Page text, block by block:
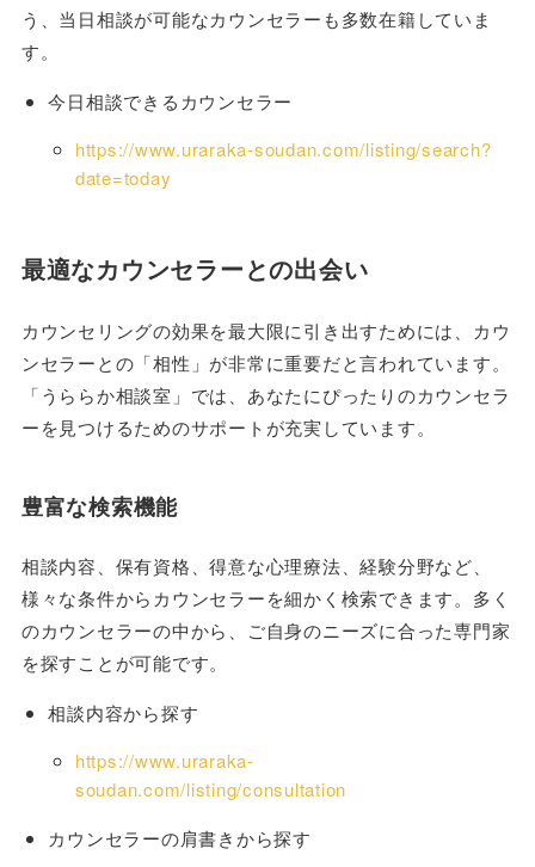
う、当日相談が可能なカウンセラーも多数在籍していま
す。
今日相談できるカウンセラー
https://www.uraraka-soudan.com/listing/search?
date=today
最適なカウンセラーとの出会い
カウンセリングの効果を最大限に引き出すためには、カウ
ンセラーとの「相性」が非常に重要だと言われています。
「うららか相談室」では、あなたにぴったりのカウンセラ
ーを見つけるためのサポートが充実しています。
豊富な検索機能
相談内容、保有資格、得意な心理療法、経験分野など、
様々な条件からカウンセラーを細かく検索できます。多く
のカウンセラーの中から、ご自身のニーズに合った専門家
を探すことが可能です。
相談内容から探す
https://www.uraraka-
soudan.com/listing/consultation
カウンセラーの肩書きから探す